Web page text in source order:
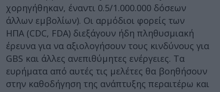
χορηγήθηκαν, έναντι 0.5/1.000.000 δόσεων
άλλων εμβολίων). Οι αρμόδιοι φορείς των
ΗΠΑ (CDC, FDA) διεξάγουν ήδη πληθυσμιακή
έρευνα για να αξιολογήσουν τους κινδύνους για
GBS και άλλες ανεπιθύμητες ενέργειες. Τα
ευρήματα από αυτές τις μελέτες θα βοηθήσουν
στην καθοδήγηση της ανάπτυξης περαιτέρω και